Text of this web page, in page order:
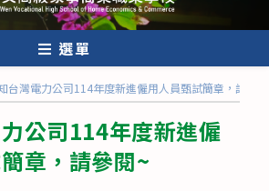
選單
台灣電力公司114年度新進僱用人員甄試簡章，請參
公司114年度新進僱
章，請參閱~